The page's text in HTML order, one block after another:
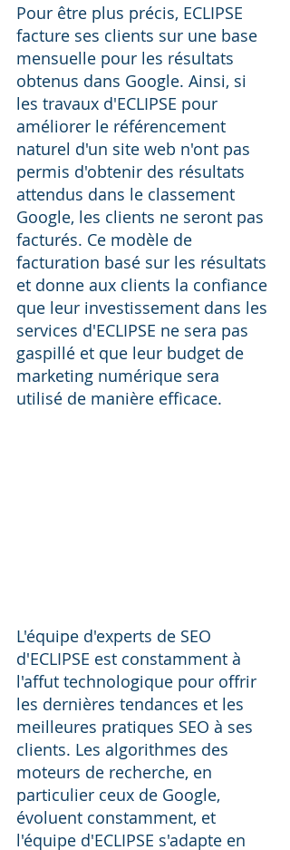
Pour être plus précis, ECLIPSE
facture ses clients sur une base
mensuelle pour les résultats
obtenus dans Google. Ainsi, si
les travaux d'ECLIPSE pour
améliorer le référencement
naturel d'un site web n'ont pas
permis d'obtenir des résultats
attendus dans le classement
Google, les clients ne seront pas
facturés. Ce modèle de
facturation basé sur les résultats
et donne aux clients la confiance
que leur investissement dans les
services d'ECLIPSE ne sera pas
gaspillé et que leur budget de
marketing numérique sera
utilisé de manière efficace.
L'équipe d'experts de SEO
d'ECLIPSE est constamment à
l'affut technologique pour offrir
les dernières tendances et les
meilleures pratiques SEO à ses
clients. Les algorithmes des
moteurs de recherche, en
particulier ceux de Google,
évoluent constamment, et
l'équipe d'ECLIPSE s'adapte en